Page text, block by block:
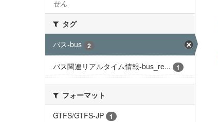
せん
タグ
バス-bus
2
バス関連リアルタイム情報-bus_re... 1
フォーマット
GTFS/GTFS-JP
1